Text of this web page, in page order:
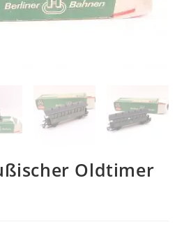
Oldtimer